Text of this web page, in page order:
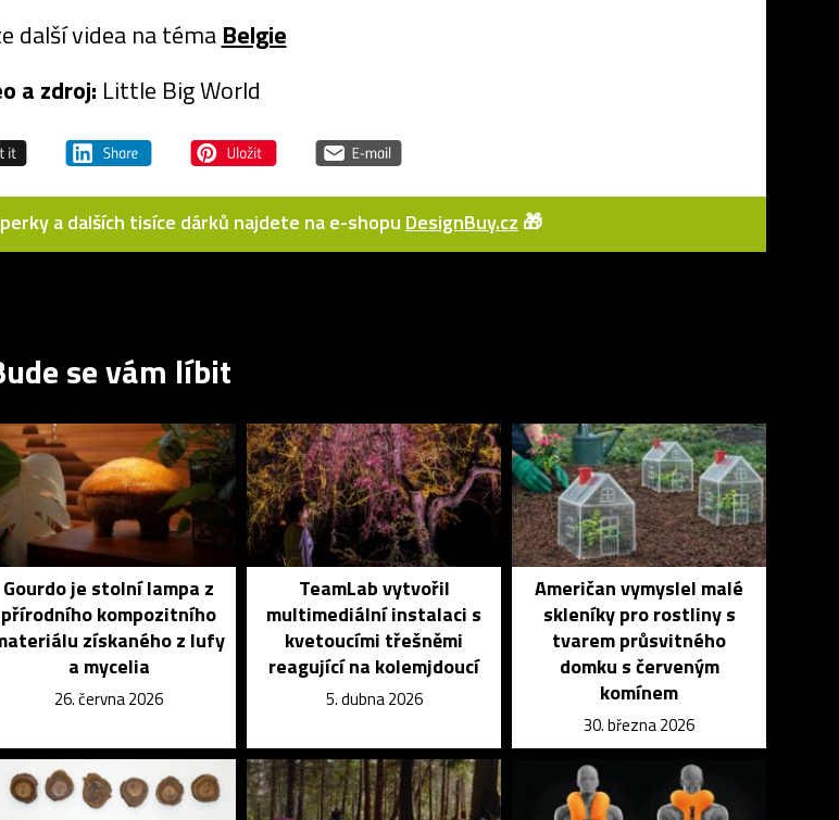
další videa na téma Belgie
a zdroj: Little Big World
a dalších tisíce dárků najdete na e-shopu DesignBuy.cz 🎁
se vám líbit
Gourdo je stolní lampa z
přírodního kompozitního
získaného z lufy
a mycelia
26. června 2026
TeamLab vytvořil
multimediální instalaci s
kvetoucími třešněmi
reagující na kolemjdoucí
5. dubna 2026
Američan vymyslel malé
skleníky pro rostliny s
tvarem průsvitného
domku s červeným
komínem
30. března 2026